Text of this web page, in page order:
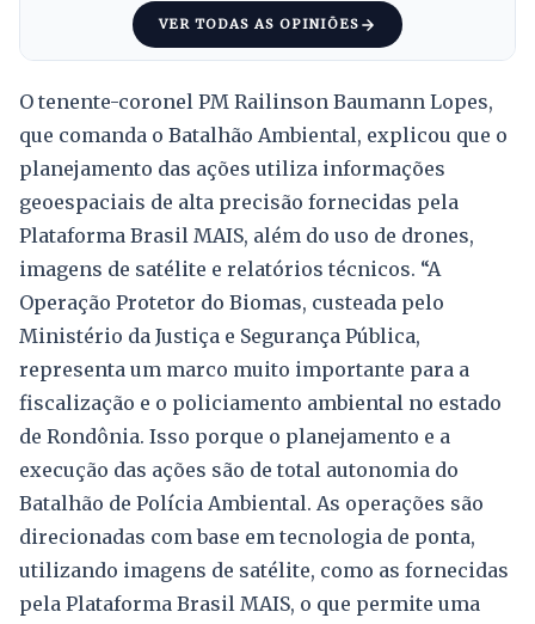
VER TODAS AS OPINIÕES
O tenente-coronel PM Railinson Baumann Lopes,
que comanda o Batalhão Ambiental, explicou que o
planejamento das ações utiliza informações
geoespaciais de alta precisão fornecidas pela
Plataforma Brasil MAIS, além do uso de drones,
imagens de satélite e relatórios técnicos. “A
Operação Protetor do Biomas, custeada pelo
Ministério da Justiça e Segurança Pública,
representa um marco muito importante para a
fiscalização e o policiamento ambiental no estado
de Rondônia. Isso porque o planejamento e a
execução das ações são de total autonomia do
Batalhão de Polícia Ambiental. As operações são
direcionadas com base em tecnologia de ponta,
utilizando imagens de satélite, como as fornecidas
pela Plataforma Brasil MAIS, o que permite uma